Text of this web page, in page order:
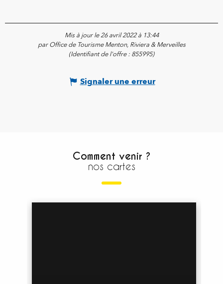
Mis à jour le 26 avril 2022 à 13:44
par Office de Tourisme Menton, Riviera & Merveilles
(Identifiant de l'offre : 855995)
Signaler une erreur
Comment venir ?
nos cartes